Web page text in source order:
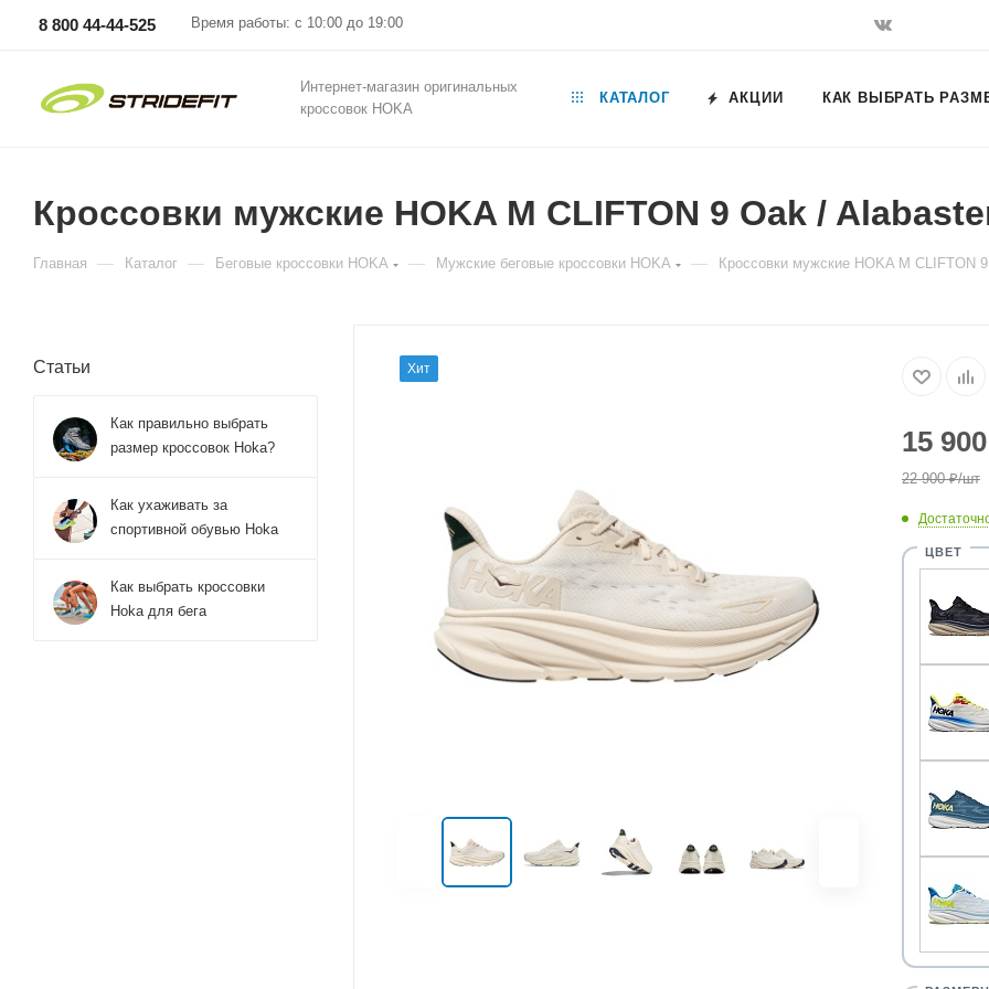
8 800 44-44-525 Время работы: с 10:00 до 19:00
Интернет-магазин оригинальных
кроссовок HOKA
КАТАЛОГ АКЦИИ КАК ВЫБРАТЬ
Кроссовки мужские HOKA M CLIFTON 9 Oak /
Главная — Каталог — Беговые кроссовки HOKA — Мужские беговые кроссовки HOKA — Кроссовки мужские HOKA M CLIFTON
Хит
15 900
22 900₽/шт
Статьи
Как правильно выбрать
размер кроссовок Hoka?
Как ухаживать за
спортивной обувью Hoka
Как выбрать кроссовки
Hoka для бега